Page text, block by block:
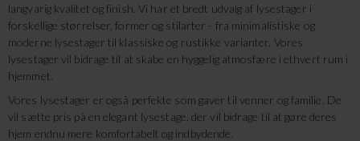
langvarig kvalitet og finish. Vi har et bredt udvalg af lysestager i
forskellige størrelser, former og stilarter - fra minimalistiske og
moderne lysestager til klassiske og rustikke varianter. Vores
lysestager vil bidrage til at skabe en hyggelig atmosfære i ethvert rum i
hjemmet.
Vores lysestager er også perfekte som gaver til venner og familie. De
vil sætte pris på en elegant lysestage, der vil bidrage til at gøre deres
hjem endnu mere komfortabelt og indbydende.